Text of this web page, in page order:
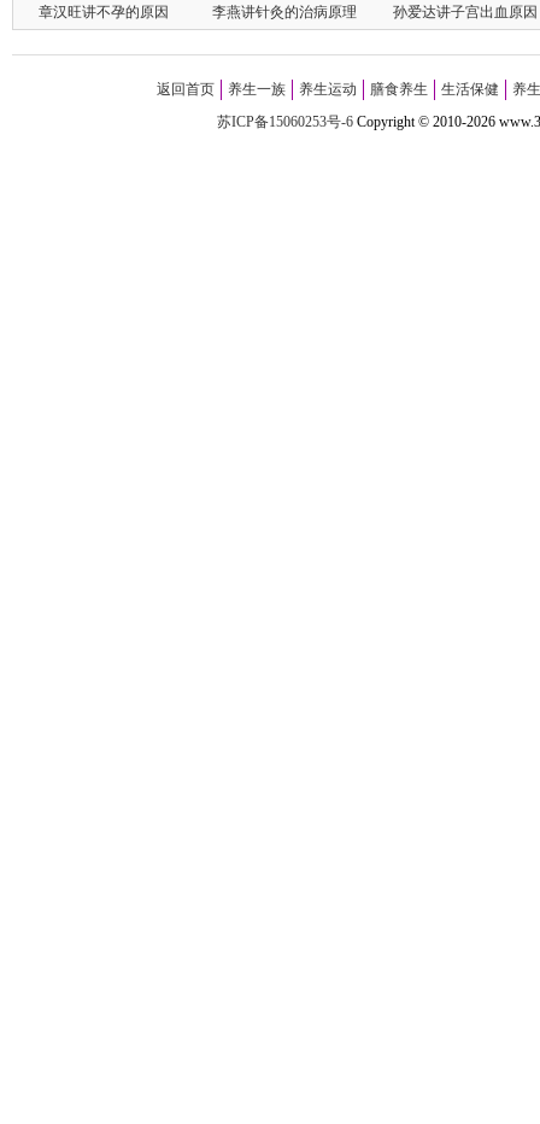
章汉旺讲不孕的原因 李燕讲针灸的治病原理 孙爱达讲子宫出血原因
返回首页 养生一族 养生运动 膳食养生 生活保健
养
苏ICP备15060253号-6Copyright©2010-2026